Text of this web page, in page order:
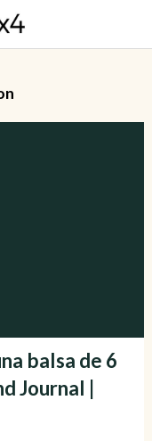
balsa de 6
Journal |